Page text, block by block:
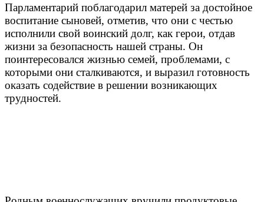
Парламентарий поблагодарил матерей за достойное
воспитание сыновей, отметив, что они с честью
исполнили свой воинский долг, как герои, отдав
жизни за безопасность нашей страны. Он
поинтересовался жизнью семей, проблемами, с
которыми они сталкиваются, и выразил готовность
оказать содействие в решении возникающих
трудностей.